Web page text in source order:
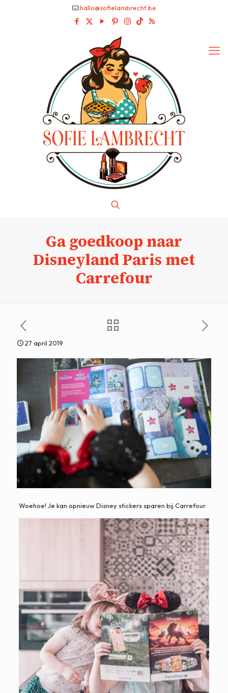
hallo@sofielambrecht.be
Ga goedkoop naar
Disneyland Paris met
Carrefour
27 april 2019
Woehoe! Je kan opnieuw Disney stickers sparen bij Carrefour.